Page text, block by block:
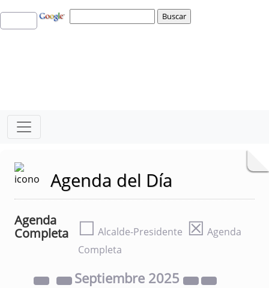
Agenda del Día
Agenda
Completa
☐ Alcalde-Presidente ☒ Agenda
Completa
Septiembre 2025